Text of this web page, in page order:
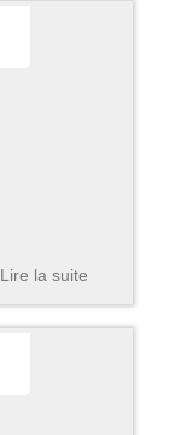
Lire la suite